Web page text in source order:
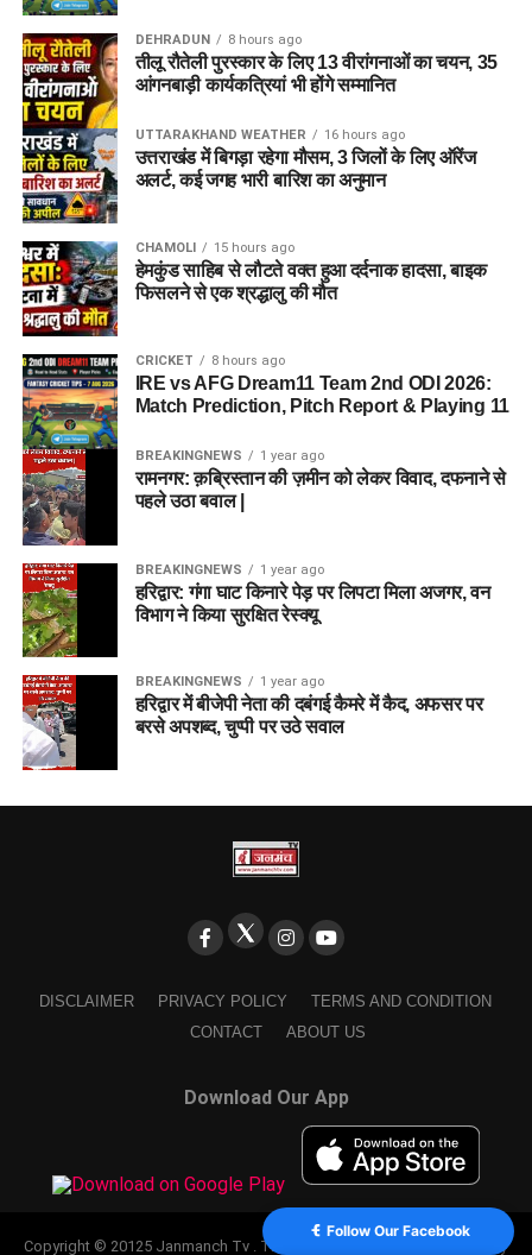
DEHRADUN 8 hours ago
तीलू रौतेली पुरस्कार के लिए 13 वीरांगनाओं का चयन, 35
आंगनबाड़ी कार्यकत्रियां भी होंगे सम्मानित
UTTARAKHAND WEATHER 16 hours ago
उत्तराखंड में बिगड़ा रहेगा मौसम, 3 जिलों के लिए ऑरेंज
अलर्ट, कई जगह भारी बारिश का अनुमान
CHAMOLI 15 hours ago
हेमकुंड साहिब से लौटते वक्त हुआ दर्दनाक हादसा, बाइक
फिसलने से एक श्रद्धालु की मौत
CRICKET 8 hours ago
IRE vs AFG Dream11 Team 2nd ODI 2026:
Match Prediction, Pitch Report & Playing 11
BREAKINGNEWS 1 year ago
रामनगर: क़ब्रिस्तान की ज़मीन को लेकर विवाद, दफनाने से
पहले उठा बवाल |
BREAKINGNEWS 1 year ago
हरिद्वार: गंगा घाट किनारे पेड़ पर लिपटा मिला अजगर, वन
विभाग ने किया सुरक्षित रेस्क्यू
BREAKINGNEWS 1 year ago
हरिद्वार में बीजेपी नेता की दबंगई कैमरे में कैद, अफसर पर
बरसे अपशब्द, चुप्पी पर उठे सवाल
DISCLAIMER PRIVACY POLICY
TERMS AND CONDITION
CONTACT
ABOUT US
Download Our App
Copyright © 20125 Janmanch Tv . Theme by SSDIGIMARK. powered by
Follow Our Facebook